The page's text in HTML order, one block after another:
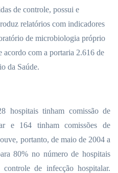
de controle, possui e
relatórios com indicadores
de microbiologia próprio
acordo com a portaria 2.616 de
da Saúde.
hospitais tinham comissão de
e 164 tinham comissões de
portanto, de maio de 2004 a
80% no número de hospitais
controle de infecção hospitalar.